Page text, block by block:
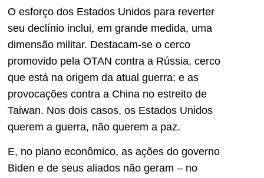
O esforço dos Estados Unidos para reverter
seu declínio inclui, em grande medida, uma
dimensão militar. Destacam-se o cerco
promovido pela OTAN contra a Rússia, cerco
que está na origem da atual guerra; e as
provocações contra a China no estreito de
Taiwan. Nos dois casos, os Estados Unidos
querem a guerra, não querem a paz.
E, no plano econômico, as ações do governo
Biden e de seus aliados não geram – no